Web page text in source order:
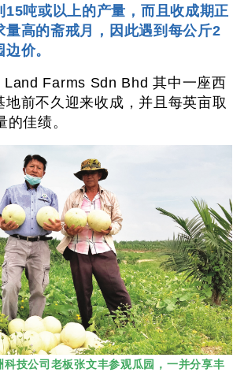
15吨或以上的产量，而且收成期正
量高的斋戒月，因此遇到每公斤2
价。
Land Farms Sdn Bhd 其中一座西
地前不久迎来收成，并且每英亩取
佳绩。
技公司老板张文丰参观瓜园，一并分享丰